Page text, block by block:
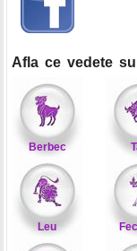
Afla ce vedete
Berbec
Leu